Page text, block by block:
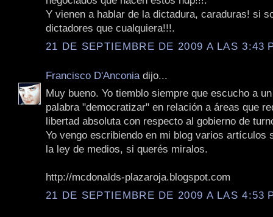
Y vienen a hablar de la dictadura, caraduras! si
dictadores que cualquiera!!!.
21 DE SEPTIEMBRE DE 2009 A LAS 3:43
Francisco D'Anconia dijo...
Muy bueno. Yo tiemblo siempre que escucho a
palabra "democratizar" en relación a áreas que
libertad absoluta con respecto al gobierno de
Yo vengo escribiendo en mi blog varios artículos
la ley de medios, si querés miralos.
http://mcdonalds-plazaroja.blogspot.com
21 DE SEPTIEMBRE DE 2009 A LAS 4:53